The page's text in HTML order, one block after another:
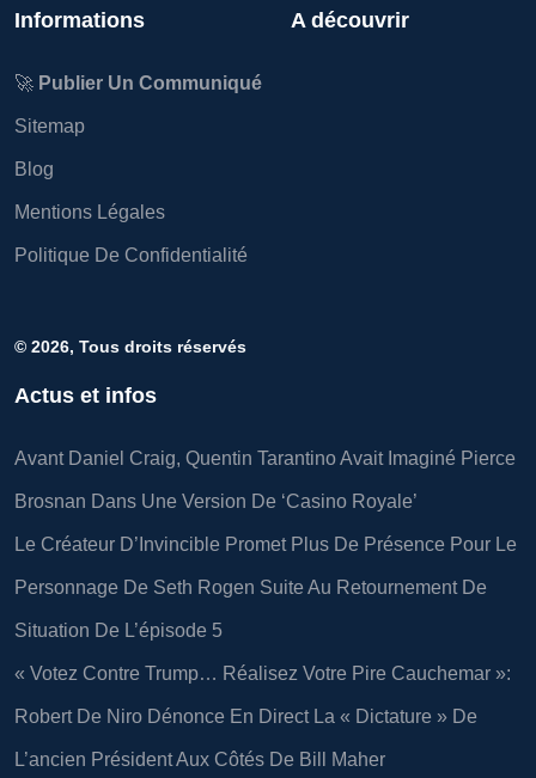
Informations
🚀 Publier Un Communiqué
Sitemap
Blog
Mentions Légales
Politique De Confidentialité
© 2026, Tous droits réservés
A découvrir
Actus et infos
Avant Daniel Craig, Quentin Tarantino Avait Imaginé Pierce
Brosnan Dans Une Version De ‘Casino Royale’
Le Créateur D’Invincible Promet Plus De Présence Pour Le
Personnage De Seth Rogen Suite Au Retournement De
Situation De L’épisode 5
« Votez Contre Trump… Réalisez Votre Pire Cauchemar »:
Robert De Niro Dénonce En Direct La « Dictature » De
L’ancien Président Aux Côtés De Bill Maher